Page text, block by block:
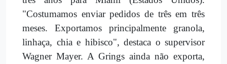
"Costumamos enviar pedidos de três em três
meses. Exportamos principalmente granola,
linhaça, chia e hibisco", destaca o supervisor
Wagner Mayer. A Grings ainda não exporta,